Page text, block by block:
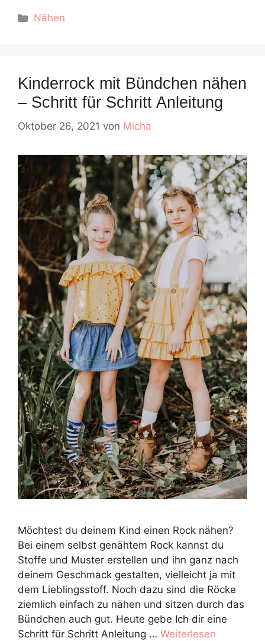
Kategorien
Nähen
Kinderrock mit Bündchen nähen
– Schritt für Schritt Anleitung
Oktober 26, 2021 von Micha
Möchtest du deinem Kind einen Rock nähen?
Bei einem selbst genähtem Rock kannst du
Stoffe und Muster erstellen und ihn ganz nach
deinem Geschmack gestalten, vielleicht ja mit
dem Lieblingsstoff. Noch dazu sind die Röcke
ziemlich einfach zu nähen und sitzen durch das
Bündchen auch gut. Heute gebe Ich dir eine
Schritt für Schritt Anleitung … Weiterlesen